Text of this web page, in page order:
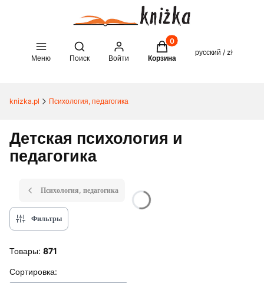
Меню
Open search engine
Поиск Войти
Товары в корзине: 0.
Корзина
русский / zł
knizka.pl Психология, педагогика
Детская психология и
педагогика
Психология, педагогика
Фильтры
Товары: 871
Список товаров
Сортировка: